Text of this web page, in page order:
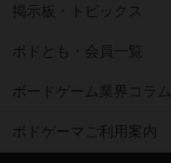
掲示板・トピックス
ボドとも・会員一覧
ボードゲーム業界コラム
ボドゲーマご利用案内